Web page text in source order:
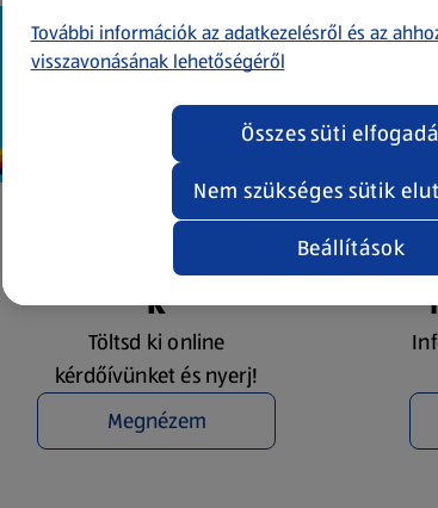
NYEREMÉNYJÁTÉ
K
Töltsd ki online
kérdőívünket és nyerj!
Megnézem
További információk az adatkezelésről és az
visszavonásának lehetőségéről
Beállítások
Nem szükséges sütik
Összes süti